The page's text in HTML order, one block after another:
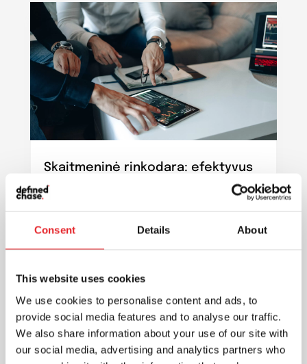
Consent Details About
This website uses cookies
We use cookies to personalise content and ads, to
provide social media features and to analyse our traffic.
We also share information about your use of our site with
our social media, advertising and analytics partners who
Skaitmeninė rinkodara: efektyvus
vartotojus ir sukurti ilgalaikius
Rinkodara
Skaitmeninė rinkodara - vienas iš
produkciją, kuri pasiekia vartotojus. Ji
dažnu atveju gali būti pigesnė...